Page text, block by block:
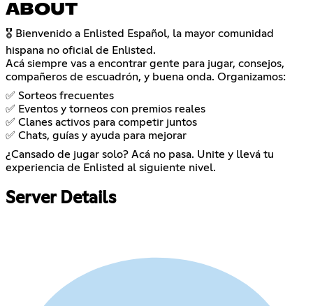
ABOUT
🎖️ Bienvenido a Enlisted Español, la mayor comunidad
hispana no oficial de Enlisted.
Acá siempre vas a encontrar gente para jugar, consejos,
compañeros de escuadrón, y buena onda. Organizamos:
✅ Sorteos frecuentes
✅ Eventos y torneos con premios reales
✅ Clanes activos para competir juntos
✅ Chats, guías y ayuda para mejorar
¿Cansado de jugar solo? Acá no pasa. Unite y llevá tu
experiencia de Enlisted al siguiente nivel.
Server Details